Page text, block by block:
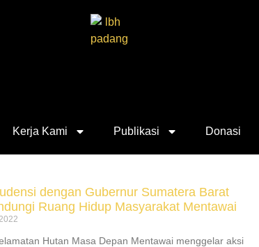
Kerja Kami Publikasi Donasi
dengan Gubernur Sumatera Barat
Ruang Hidup Masyarakat Mentawai
Hutan Masa Depan Mentawai menggelar aksi